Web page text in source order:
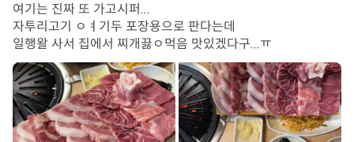
여기는 진짜 또 가고시퍼...
자투리고기 ㅇㅕ기두 포장용으로 판다는데
일행왈 사서 집에서 찌개끓ㅇ먹음 맛있겠다구...ㅠ